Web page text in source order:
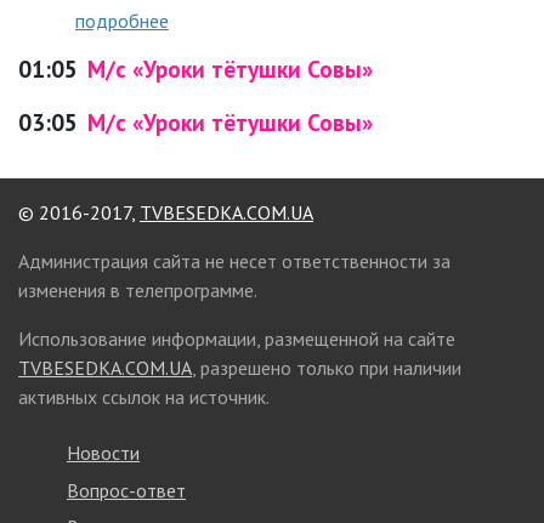
подробнее
01:05 М/с «Уроки тётушки Совы»
03:05 М/с «Уроки тётушки Совы»
© 2016-2017, TVBESEDKA.COM.UA
Администрация сайта не несет ответственности за
изменения в телепрограмме.
Использование информации, размещенной на сайте
TVBESEDKA.COM.UA, разрешено только при наличии
активных ссылок на источник.
Новости
Вопрос-ответ